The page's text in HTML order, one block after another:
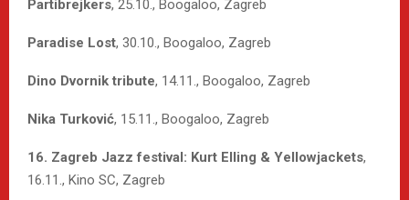
Partibrejkers, 25.10., Boogaloo, Zagreb
Paradise Lost, 30.10., Boogaloo, Zagreb
Dino Dvornik tribute, 14.11., Boogaloo, Zagreb
Nika Turković, 15.11., Boogaloo, Zagreb
16. Zagreb Jazz festival: Kurt Elling & Yellowjackets,
16.11., Kino SC, Zagreb